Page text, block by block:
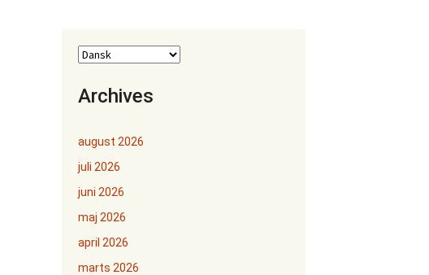
Archives
august 2026
juli 2026
juni 2026
maj 2026
april 2026
marts 2026